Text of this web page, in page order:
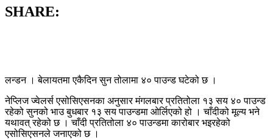
SHARE:
लन्डन । बेलायतमा एकैदिन सुन तोलामा ४० पाउन्ड घटेको छ ।
नेप्लिज ज्वेलर्स एसोसिएसनका अनुसार मंगलबार प्रतितोला १३ सय ४० पाउन्ड
रहेको सुनको भाउ बुधबार १३ सय पाउन्डमा ओर्लिएको हो । चाँदीको मूल्य भने
यथावत् रहेको छ । चाँदी प्रतितोला ४० पाउन्डमा कारोबार भइरहेको
एसोसिएसनले जनाएको छ ।